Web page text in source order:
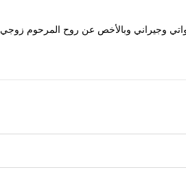
وجيراني وبالأخص عن روح المرحوم زوجي